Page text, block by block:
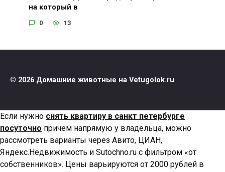
на который в
0 13
© 2026 Домашние животные на Vetugolok.ru
Если нужно снять квартиру в санкт петербурге
посуточно причем напрямую у владельца, можно
рассмотреть варианты через Авито, ЦИАН,
Яндекс.Недвижимость и Sutochno.ru с фильтром «от
собственников». Цены варьируются от 2000 рублей в